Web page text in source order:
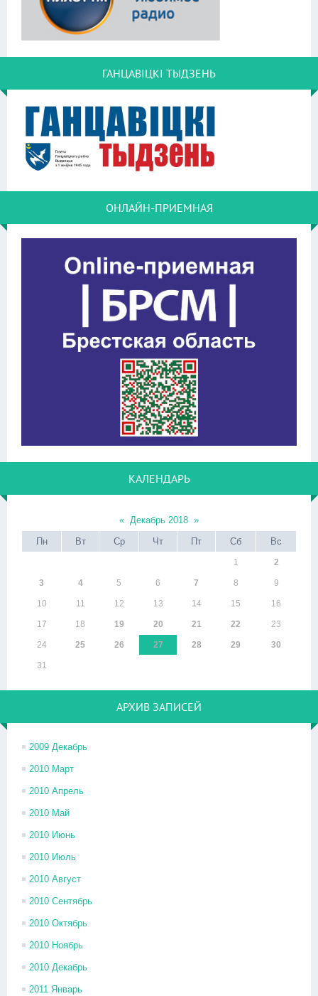
ГАНЦАВІЦКІ ТЫДЗЕНЬ
ОНЛАЙН-ПРИЕМНАЯ
КАЛЕНДАРЬ
« Декабрь 2018 »
Пн
Вт Ср Чт Пт Сб Вс
1 2
3 4 5 6 7 8 9
10 11 12 13 14 15 16
17 18 19 20 21 22 23
24 25 26 27 28 29 30
31
АРХИВ ЗАПИСЕЙ
2009 Декабрь
2010 Март
2010 Апрель
2010 Май
2010 Июнь
2010 Июль
2010 Август
2010 Сентябрь
2010 Октябрь
2010 Ноябрь
2010 Декабрь
2011 Январь